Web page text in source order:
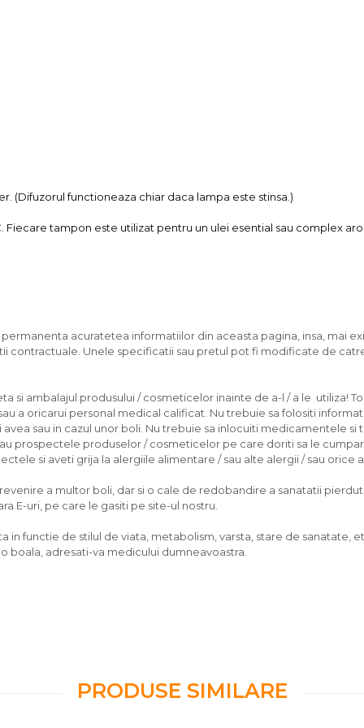
(Difuzorul functioneaza chiar daca lampa este stinsa.)
Fiecare tampon este utilizat pentru un ulei esential sau complex
acuratetea informatiilor din aceasta pagina, insa, mai
contractuale. Unele specificatii sau pretul pot fi modificate de
ambalajul produsului / cosmeticelor inainte de a-l / a le utiliza!
a oricarui personal medical calificat. Nu trebuie sa folositi
sau in cazul unor boli. Nu trebuie sa inlocuiti medicamentele
prospectele produselor / cosmeticelor pe care doriti sa le
si aveti grija la alergiile alimentare / sau alte alergii / sau orice
a multor boli, dar si o cale de redobandire a sanatatii
E-uri, pe care le gasiti pe site-ul nostru.
functie de stilul de viata, metabolism, varsta, stare de sanatate,
boala, adresati-va medicului dumneavoastra.
PRODUSE SIMILARE